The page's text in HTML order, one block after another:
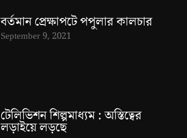
বর্তমান প্রেক্ষাপটে পপুলার কালচার
September 9, 2021
টেলিভিশন শিল্পমাধ্যম : অস্তিত্বের
লড়াইয়ে লড়ছে